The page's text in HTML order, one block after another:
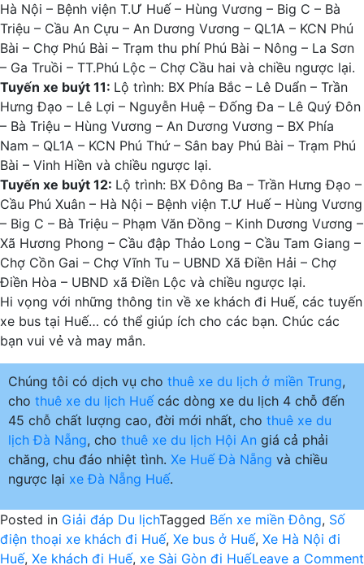
Hà Nội – Bệnh viện T.Ư Huế – Hùng Vương – Big C – Bà
Triệu – Cầu An Cựu – An Dương Vương – QL1A – KCN Phú
Bài – Chợ Phú Bài – Trạm thu phí Phú Bài – Nông – La Sơn
– Ga Truồi – TT.Phú Lộc – Chợ Cầu hai và chiều ngược lại.
Tuyến xe buýt 11: Lộ trình: BX Phía Bắc – Lê Duẩn – Trần
Hưng Đạo – Lê Lợi – Nguyễn Huệ – Đống Đa – Lê Quý Đôn
– Bà Triệu – Hùng Vương – An Dương Vương – BX Phía
Nam – QL1A – KCN Phú Thứ – Sân bay Phú Bài – Trạm Phú
Bài – Vinh Hiền và chiều ngược lại.
Tuyến xe buýt 12: Lộ trình: BX Đông Ba – Trần Hưng Đạo –
Cầu Phú Xuân – Hà Nội – Bệnh viện T.Ư Huế – Hùng Vương
– Big C – Bà Triệu – Phạm Văn Đồng – Kinh Dương Vương –
Xã Hương Phong – Cầu đập Thảo Long – Cầu Tam Giang –
Chợ Cồn Gai – Chợ Vĩnh Tu – UBND Xã Điền Hải – Chợ
Điền Hòa – UBND xã Điền Lộc và chiều ngược lại.
Hi vọng với những thông tin về xe khách đi Huế, các tuyến
xe bus tại Huế… có thể giúp ích cho các bạn. Chúc các
bạn vui vẻ và may mắn.
Chúng tôi có dịch vụ cho thuê xe du lịch ở miền Trung,
cho thuê xe du lịch Huếcác dòng xe du lịch 4 chỗ đến
45 chỗ chất lượng cao, đời mới nhất, cho thuê xe du
lịch Đà Nẵng, cho thuê xe du lịch Hội An giá cả phải
chăng, chu đáo nhiệt tình. Xe Huế Đà Nẵng và chiều
ngược lại xe Đà Nẵng Huế.
Posted in Giải đáp Du lịchTagged Bến xe miền Đông, Số
điện thoại xe khách đi Huế, Xe bus ở Huế, Xe Hà Nội đi
Huế, Xe khách đi Huế, xe Sài Gòn đi HuếLeave a Comment